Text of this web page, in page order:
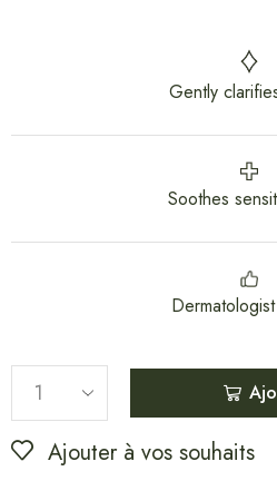
Gently
Soothes
Ajouter à vos souhaits